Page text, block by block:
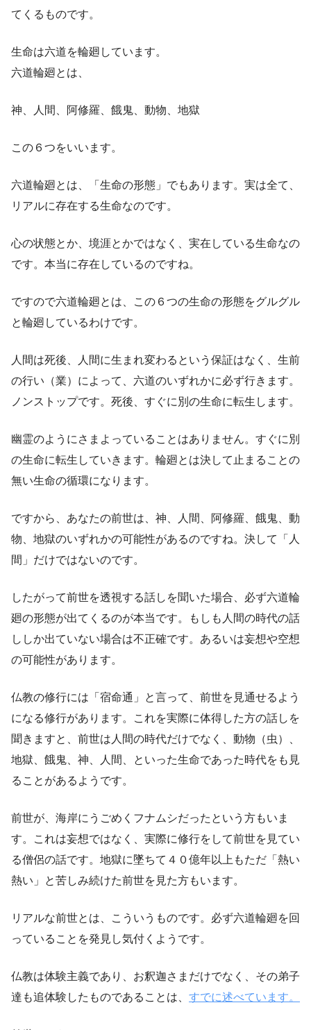
てくるものです。
生命は六道を輪廻しています。
六道輪廻とは、
神、人間、阿修羅、餓鬼、動物、地獄
この６つをいいます。
六道輪廻とは、「生命の形態」でもあります。実は全て、
リアルに存在する生命なのです。
心の状態とか、境涯とかではなく、実在している生命なの
です。本当に存在しているのですね。
ですので六道輪廻とは、この６つの生命の形態をグルグル
と輪廻しているわけです。
人間は死後、人間に生まれ変わるという保証はなく、生前
の行い（業）によって、六道のいずれかに必ず行きます。
ノンストップです。死後、すぐに別の生命に転生します。
幽霊のようにさまよっていることはありません。すぐに別
の生命に転生していきます。輪廻とは決して止まることの
無い生命の循環になります。
ですから、あなたの前世は、神、人間、阿修羅、餓鬼、動
物、地獄のいずれかの可能性があるのですね。決して「人
間」だけではないのです。
したがって前世を透視する話しを聞いた場合、必ず六道輪
廻の形態が出てくるのが本当です。もしも人間の時代の話
ししか出ていない場合は不正確です。あるいは妄想や空想
の可能性があります。
仏教の修行には「宿命通」と言って、前世を見通せるよう
になる修行があります。これを実際に体得した方の話しを
聞きますと、前世は人間の時代だけでなく、動物（虫）、
地獄、餓鬼、神、人間、といった生命であった時代をも見
ることがあるようです。
前世が、海岸にうごめくフナムシだったという方もいま
す。これは妄想ではなく、実際に修行をして前世を見てい
る僧侶の話です。地獄に墜ちて４０億年以上もただ「熱い
熱い」と苦しみ続けた前世を見た方もいます。
リアルな前世とは、こういうものです。必ず六道輪廻を回
っていることを発見し気付くようです。
仏教は体験主義であり、お釈迦さまだけでなく、その弟子
達も追体験したものであることは、 すでに述べています。